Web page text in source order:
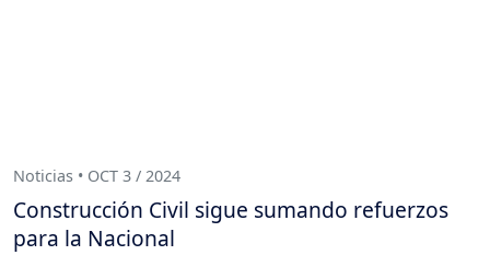
Noticias • OCT 3 / 2024
Construcción Civil sigue sumando refuerzos
para la Nacional